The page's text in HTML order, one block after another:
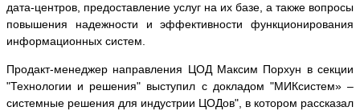
дата-центров, предоставление услуг на их базе, а также вопросы
повышения надежности и эффективности функционирования
информационных систем.
Продакт-менеджер направления ЦОД Максим Порхун в секции
"Технологии и решения" выступил с докладом "МИКсистем» –
системные решения для индустрии ЦОДов", в котором рассказал